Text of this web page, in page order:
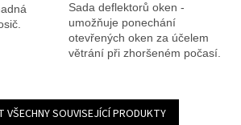
Sada deflektorů oken -
umožňuje ponechání
otevřených oken za účelem
větrání při zhoršeném počasí.
VŠECHNY SOUVISEJÍCÍ PRODUKTY